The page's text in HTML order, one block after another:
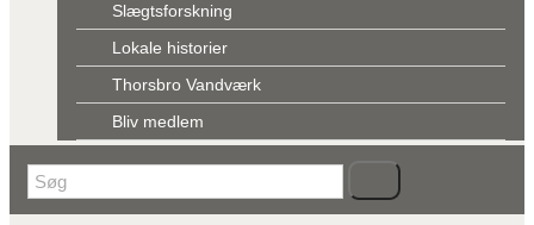
Slægtsforskning
Lokale historier
Thorsbro Vandværk
Bliv medlem